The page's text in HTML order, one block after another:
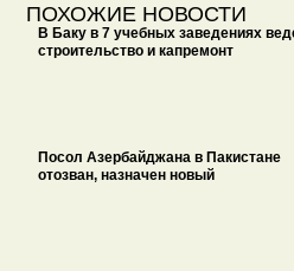
ПОХОЖИЕ НОВОСТИ
В Баку в 7 учебных заведениях
строительство и капремонт
Посол Азербайджана в Пакистане
отозван, назначен новый